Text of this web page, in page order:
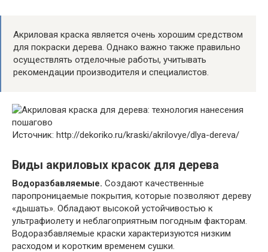
Акриловая краска является очень хорошим средством
для покраски дерева. Однако важно также правильно
осуществлять отделочные работы, учитывать
рекомендации производителя и специалистов.
Источник: http://dekoriko.ru/kraski/akrilovye/dlya-dereva/
Виды акриловых красок для дерева
Водоразбавляемые. Создают качественные
паропроницаемые покрытия, которые позволяют дереву
«дышать». Обладают высокой устойчивостью к
ультрафиолету и неблагоприятным погодным факторам.
Водоразбавляемые краски характеризуются низким
расходом и коротким временем сушки.